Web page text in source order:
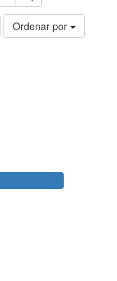
Ordenar por